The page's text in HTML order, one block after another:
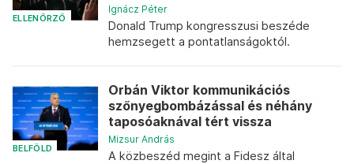
ELLENŐRZŐ
Ignácz Péter
Donald Trump kongresszusi beszéde
hemzsegett a pontatlanságoktól.
BELFÖLD
Orbán Viktor kommunikációs
szőnyegbombázással és néhány
taposóaknával tért vissza
Mizsur András
A közbeszéd megint a Fidesz által